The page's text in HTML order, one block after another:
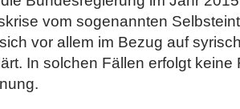
vom sogenannten
vor allem im Bezug auf
In solchen Fällen erfolgt